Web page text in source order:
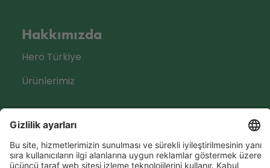
Hakkımızda
Hero Türkiye
Ürünlerimiz
Sosyal Medya